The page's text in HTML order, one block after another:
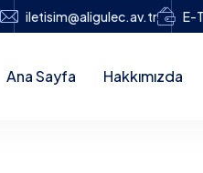
iletisim@aligulec.av.tr E-
Ana Sayfa Hakkımızda